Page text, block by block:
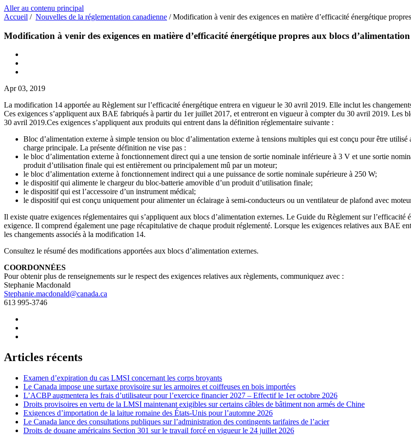
Aller au contenu principal
Accueil / Nouvelles de la réglementation canadienne /Modification à venir des exigences en matière d’efficacité énergétique
Modification à venir des exigences en matière d’efficacité énergétique propres aux blocs d’alimentation
Apr 03, 2019
La modification 14 apportée au Règlement sur l’efficacité énergétique entrera en vigueur le 30 avril 2019. Elle inclut les
Ces exigences s’appliquent aux BAE fabriqués à partir du 1er juillet 2017, et entreront en vigueur à compter du 30 avril 2019. Les
30 avril 2019.Ces exigences s’appliquent aux produits qui entrent dans la définition réglementaire suivante :
Bloc d’alimentation externe à simple tension ou bloc d’alimentation externe à tensions multiples qui est conçu pour être
charge principale. La présente définition ne vise pas :
le bloc d’alimentation externe à fonctionnement direct qui a une tension de sortie nominale inférieure à 3 V et une sortie
produit d’utilisation finale qui est entièrement ou principalement mû par un moteur;
le bloc d’alimentation externe à fonctionnement indirect qui a une puissance de sortie nominale supérieure à 250 W;
le dispositif qui alimente le chargeur du bloc-batterie amovible d’un produit d’utilisation finale;
le dispositif qui est l’accessoire d’un instrument médical;
le dispositif qui est conçu uniquement pour alimenter un éclairage à semi-conducteurs ou un ventilateur de plafond avec
Il existe quatre exigences réglementaires qui s’appliquent aux blocs d’alimentation externes. Le Guide du Règlement sur
exigence. Il comprend également une page récapitulative de chaque produit réglementé. Lorsque les exigences relatives aux BAE
les changements associés à la modification 14.
Consultez le résumé des modifications apportées aux blocs d’alimentation externes.
COORDONNÉES
Pour obtenir plus de renseignements sur le respect des exigences relatives aux règlements, communiquez avec :
Stephanie Macdonald
Stephanie.macdonald@canada.ca
613 995-3746
Articles récents
Examen d’expiration du cas LMSI concernant les corps broyants
Le Canada impose une surtaxe provisoire sur les armoires et coiffeuses en bois importées
L’ACBP augmentera les frais d’utilisateur pour l’exercice financier 2027 – Effectif le 1er octobre 2026
Droits provisoires en vertu de la LMSI maintenant exigibles sur certains câbles de bâtiment non armés de Chine
Exigences d’importation de la laitue romaine des États-Unis pour l’automne 2026
Le Canada lance des consultations publiques sur l’administration des contingents tarifaires de l’acier
Droits de douane américains Section 301 sur le travail forcé en vigueur le 24 juillet 2026